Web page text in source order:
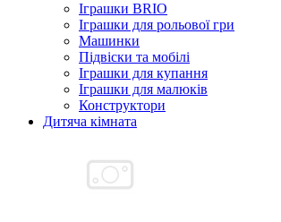
Іграшки BRIO
Іграшки для рольової гри
Машинки
Підвіски та мобілі
Іграшки для купання
Іграшки для малюків
Конструктори
Дитяча кімната